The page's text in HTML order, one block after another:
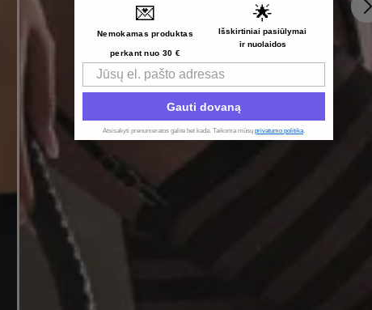
💌
Nemokamas produktas
perkant nuo 30 €
🌟
Išskirtiniai pasiūlymai
ir nuolaidos
Email
Gauti dovaną
Atsisakyti prenumeratos galite bet kada. Taikoma mūsų privatumo politika.​